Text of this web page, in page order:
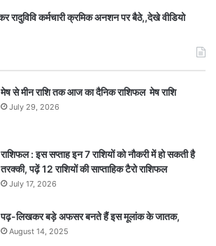
रादुविवि कर्मचारी क्रमिक अनशन पर बैठे,,देखे वीडियो
मेष से मीन राशि तक आज का दैनिक राशिफल मेष राशि
July 29, 2026
राशिफल : इस सप्ताह इन 7 राशियों को नौकरी में हो सकती है
तरक्की, पढ़ें 12 राशियों की साप्ताहिक टैरो राशिफल
July 17, 2026
पढ़-लिखकर बड़े अफसर बनते हैं इस मूलांक के जातक,
August 14, 2025